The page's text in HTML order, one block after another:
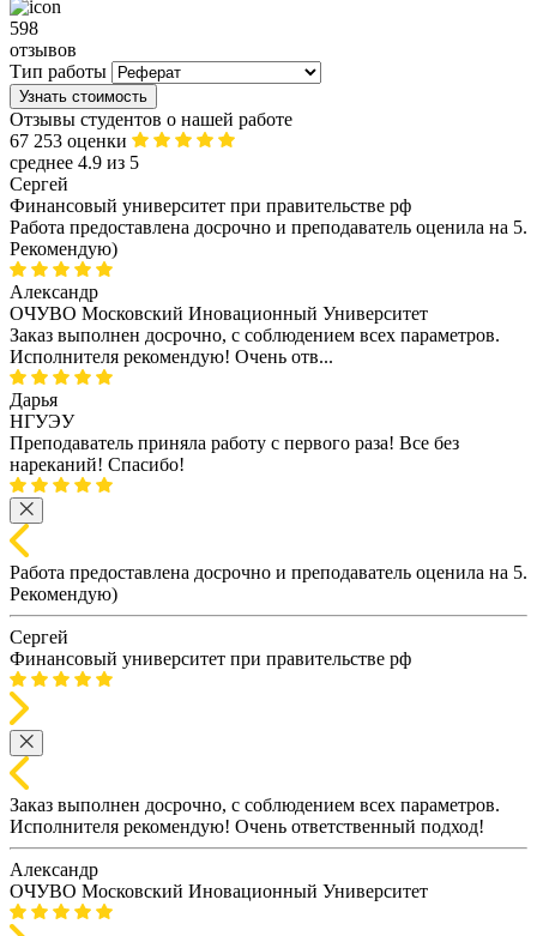
598
отзывов
Тип работы
Узнать стоимость
Отзывы студентов о нашей работе
67 253 оценки
среднее 4.9 из 5
Сергей
Финансовый университет при правительстве рф
Работа предоставлена досрочно и преподаватель оценила на 5.
Рекомендую)
Александр
ОЧУВО Московский Иновационный Университет
Заказ выполнен досрочно, с соблюдением всех параметров.
Исполнителя рекомендую! Очень отв...
Дарья
НГУЭУ
Преподаватель приняла работу с первого раза! Все без
нареканий! Спасибо!
Работа предоставлена досрочно и преподаватель оценила на 5.
Рекомендую)
Сергей
Финансовый университет при правительстве рф
Заказ выполнен досрочно, с соблюдением всех параметров.
Исполнителя рекомендую! Очень ответственный подход!
Александр
ОЧУВО Московский Иновационный Университет